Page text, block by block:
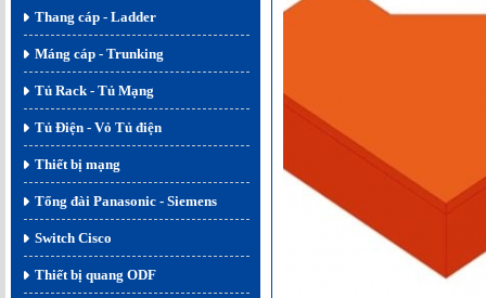
Thang cáp - Ladder
Máng cáp - Trunking
Tủ Rack - Tủ Mạng
Tủ Điện - Vỏ Tủ điện
Thiết bị mạng
Tổng đài Panasonic - Siemens
Switch Cisco
Thiết bị quang ODF